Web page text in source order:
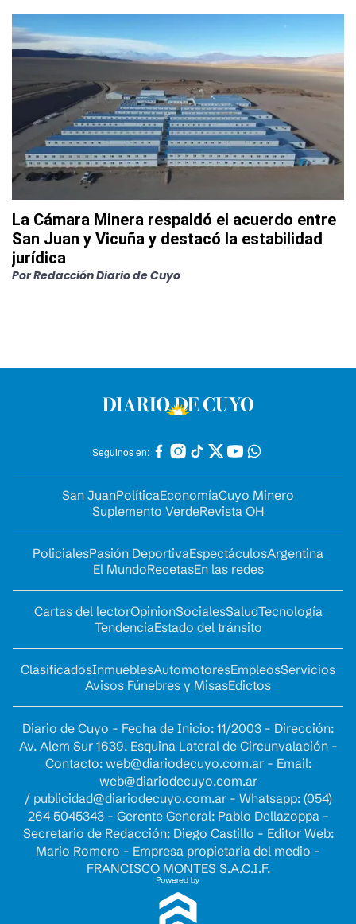
La Cámara Minera respaldó el acuerdo entre
San Juan y Vicuña y destacó la estabilidad
jurídica
PorRedacción Diario de Cuyo
Seguinos en:
San JuanPolíticaEconomíaCuyo Minero
Suplemento VerdeRevista OH
PolicialesPasión DeportivaEspectáculosArgentina
El MundoRecetasEn las redes
Cartas del lectorOpinionSocialesSaludTecnología
TendenciaEstado del tránsito
ClasificadosInmueblesAutomotoresEmpleosServicios
Avisos Fúnebres y MisasEdictos
Diario de Cuyo - Fecha de Inicio: 11/2003 - Dirección:
Av. Alem Sur 1639. Esquina Lateral de Circunvalación -
Contacto: web@diariodecuyo.com.ar- Email:
web@diariodecuyo.com.ar
/ publicidad@diariodecuyo.com.ar- Whatsapp: (054)
264 5045343 - Gerente General: Pablo Dellazoppa -
Secretario de Redacción: Diego Castillo - Editor Web:
Mario Romero - Empresa propietaria del medio -
FRANCISCO MONTES S.A.C.I.F.